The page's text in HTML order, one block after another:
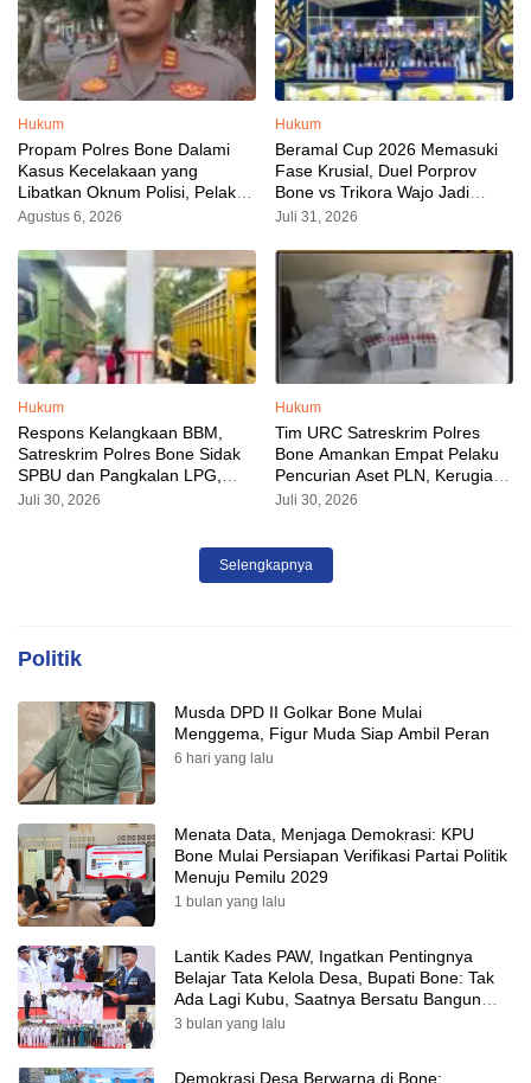
Hukum
Propam Polres Bone Dalami
Kasus Kecelakaan yang
Libatkan Oknum Polisi, Pelaku
Sudah Diamankan
Agustus 6, 2026
Hukum
Beramal Cup 2026 Memasuki
Fase Krusial, Duel Porprov
Bone vs Trikora Wajo Jadi
Sorotan Malam Ini
Juli 31, 2026
Hukum
Respons Kelangkaan BBM,
Satreskrim Polres Bone Sidak
SPBU dan Pangkalan LPG,
AKP Alvin Aji Imbau Pengelola
Juli 30, 2026
Hukum
Tim URC Satreskrim Polres
Bone Amankan Empat Pelaku
Pencurian Aset PLN, Kerugian
Ditaksir Capai Rp 3 Milyar
Juli 30, 2026
Selengkapnya
Politik
Musda DPD II Golkar Bone Mulai
Menggema, Figur Muda Siap Ambil Peran
6 hari yang lalu
Menata Data, Menjaga Demokrasi: KPU
Bone Mulai Persiapan Verifikasi Partai Politik
Menuju Pemilu 2029
1 bulan yang lalu
Lantik Kades PAW, Ingatkan Pentingnya
Belajar Tata Kelola Desa, Bupati Bone: Tak
Ada Lagi Kubu, Saatnya Bersatu Bangun
Desa
3 bulan yang lalu
Demokrasi Desa Berwarna di Bone: